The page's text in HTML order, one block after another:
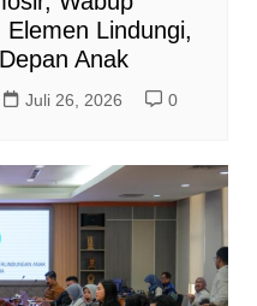
Lindungi,
Anak
Juli 26, 2026 0